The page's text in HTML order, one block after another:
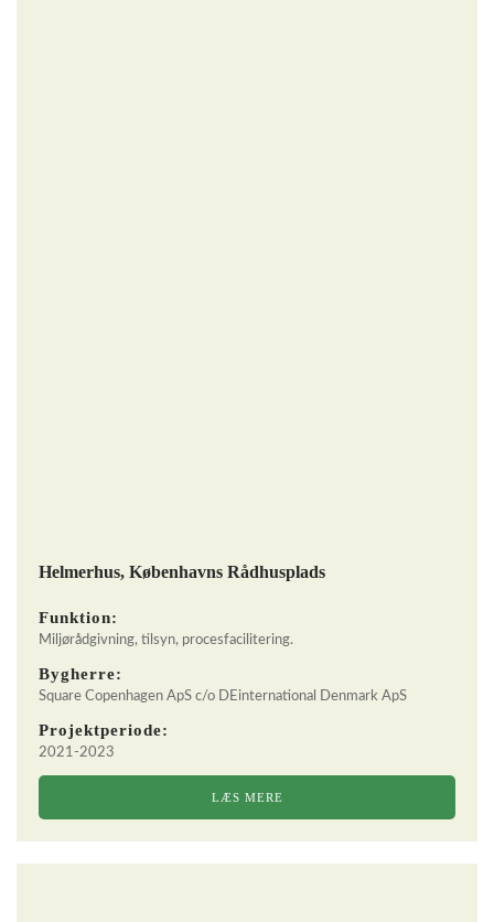
Helmerhus, Københavns Rådhusplads
Funktion:
Miljørådgivning, tilsyn, procesfacilitering.
Bygherre:
Square Copenhagen ApS c/o DEinternational Denmark ApS
Projektperiode:
2021-2023
LÆS MERE